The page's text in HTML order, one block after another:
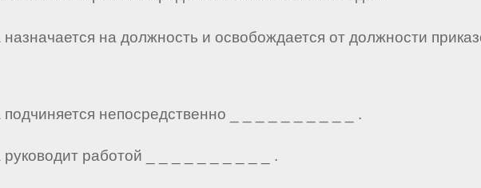
на должность и освобождается от должности
непосредственно _ _ _ _ _ _ _ _ _ _ .
работой _ _ _ _ _ _ _ _ _ _ .